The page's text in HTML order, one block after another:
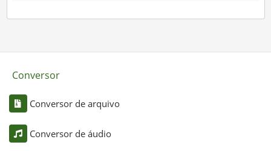
Conversor
Conversor de arquivo
Conversor de áudio